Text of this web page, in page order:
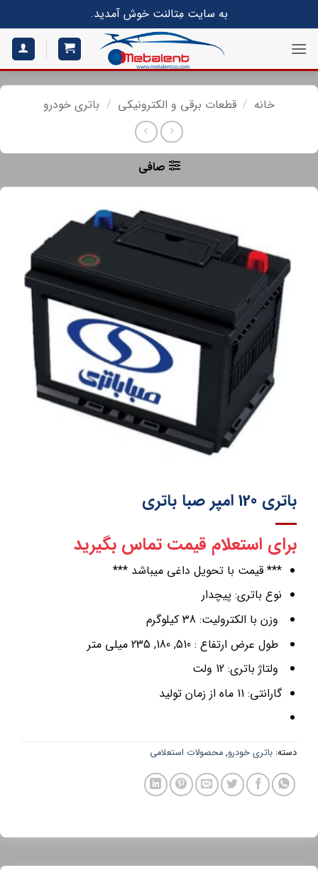
به سایت مِتالنت خوش آمدید.
خانه / قطعات برقی و الکترونیکی / باتری خودرو
صافی
باتری 120 امپر صبا باتری
برای استعلام قیمت تماس بگیرید
*** قیمت با تحویل داغی میباشد ***
نوع باتری: پیچدار
وزن با الکترولیت: 38 کیلوگرم
طول عرض ارتفاع : 510, 180, 235 میلی متر
ولتاژ باتری: 12 ولت
گارانتی: 11 ماه از زمان تولید
دسته:باتری خودرو,محصولات استعلامی